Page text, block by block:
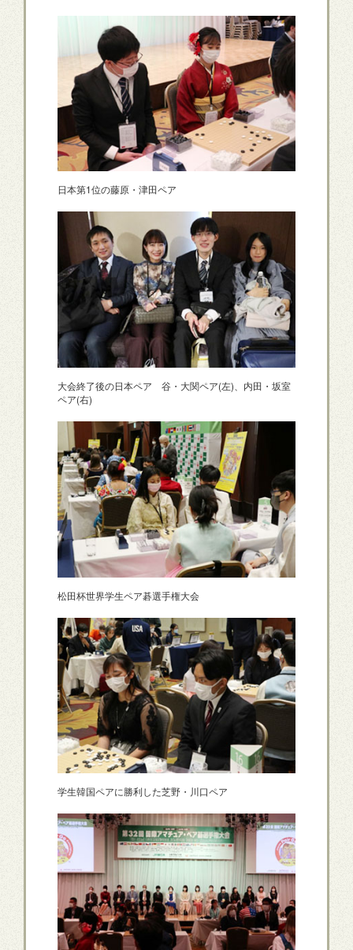
日本第1位の藤原・津田ペア
大会終了後の日本ペア 谷・大関ペア(左)、内田・坂室
ペア(右)
松田杯世界学生ペア碁選手権大会
学生韓国ペアに勝利した芝野・川口ペア